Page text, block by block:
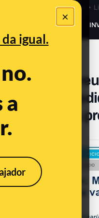
×
igual.
a
Bulos Ceuta •
PREBUNKING
supuesta
como
se haya